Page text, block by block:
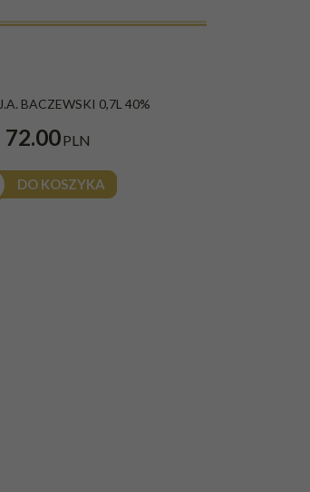
BACZEWSKI 0,7L 40%
72.00PLN
DO KOSZYKA